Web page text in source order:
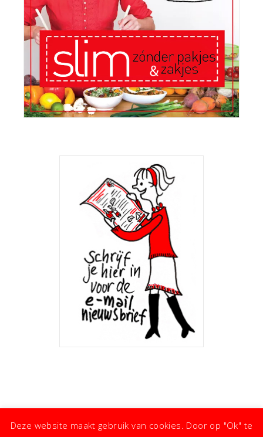
Deze website maakt gebruik van cookies. Door op "Ok" te